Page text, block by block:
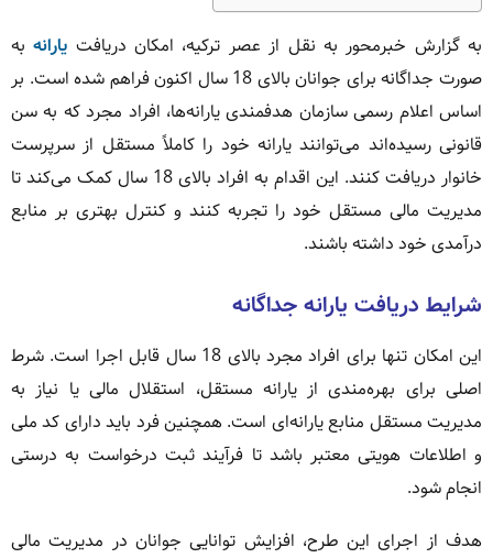
به گزارش خبرمحور به نقل از عصر ترکیه، امکان دریافت یارانهبه
صورت جداگانه برای جوانان بالای 18 سال اکنون فراهم شده است. بر
اساس اعلام رسمی سازمان هدفمندی یارانه‌ها، افراد مجرد که به سن
قانونی رسیده‌اند می‌توانند یارانه خود را کاملاً مستقل از سرپرست
خانوار دریافت کنند. این اقدام به افراد بالای 18 سال کمک می‌کند تا
مدیریت مالی مستقل خود را تجربه کنند و کنترل بهتری بر منابع
درآمدی خود داشته باشند.
شرایط دریافت یارانه جداگانه
این امکان تنها برای افراد مجرد بالای 18 سال قابل اجرا است. شرط
اصلی برای بهره‌مندی از یارانه مستقل، استقلال مالی یا نیاز به
مدیریت مستقل منابع یارانه‌ای است. همچنین فرد باید دارای کد ملی
و اطلاعات هویتی معتبر باشد تا فرآیند ثبت درخواست به درستی
انجام شود.
هدف از اجرای این طرح، افزایش توانایی جوانان در مدیریت مالی